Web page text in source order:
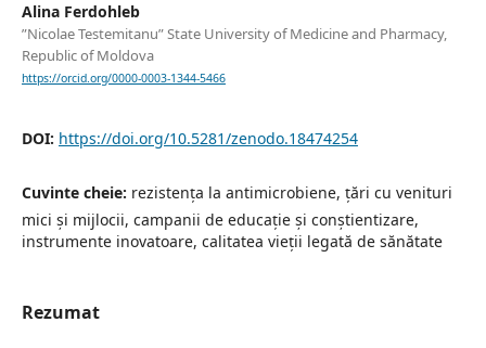
Alina Ferdohleb
”Nicolae Testemitanu” State University of Medicine and Pharmacy,
Republic of Moldova
https://orcid.org/0000-0003-1344-5466
DOI: https://doi.org/10.5281/zenodo.18474254
Cuvinte cheie: rezistența la antimicrobiene, țări cu venituri
mici și mijlocii, campanii de educație și conștientizare,
instrumente inovatoare, calitatea vieții legată de sănătate
Rezumat